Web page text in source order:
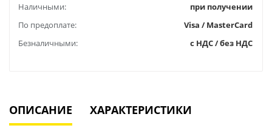
Наличными:
при получении
По предоплате:
Visa / MasterCard
Безналичными:
с НДС / без НДС
ОПИСАНИЕ ХАРАКТЕРИСТИКИ